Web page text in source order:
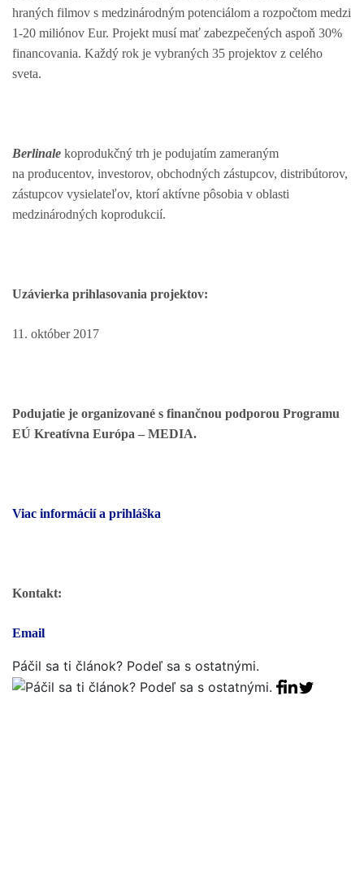
hraných filmov s medzinárodným potenciálom a rozpočtom medzi
1-20 miliónov Eur. Projekt musí mať zabezpečených aspoň 30%
financovania. Každý rok je vybraných 35 projektov z celého
sveta.
Berlinale koprodukčný trh je podujatím zameraným
na producentov, investorov, obchodných zástupcov, distribútorov,
zástupcov vysielateľov, ktorí aktívne pôsobia v oblasti
medzinárodných koprodukcií.
Uzávierka prihlasovania projektov:
11. október 2017
Podujatie je organizované s finančnou podporou Programu
EÚ Kreatívna Európa – MEDIA.
Viac informácií a prihláška
Kontakt:
Email
Páčil sa ti článok? Podeľ sa s ostatnými.
Facebook
Linkedin
Tweet